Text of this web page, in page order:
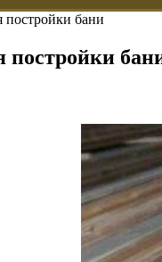
постройки бани
постройки